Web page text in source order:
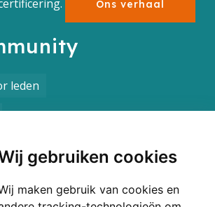
gebruiken cookies
maken gebruik van cookies en
Ons verhaal
leden
overzicht